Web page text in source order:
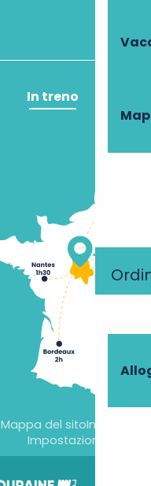
In treno
Mappa del sito
Impostazioni dei